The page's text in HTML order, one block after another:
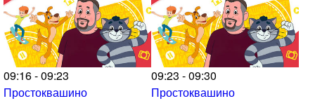
09:16 - 09:23
Простоквашино
09:23 - 09:30
Простоквашино